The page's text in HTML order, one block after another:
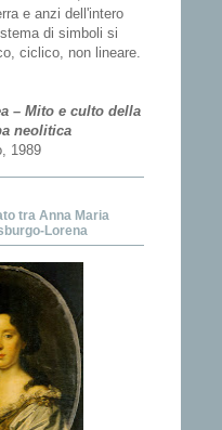
e anzi dell'intero
di simboli si
ciclico, non lineare.
– Mito e culto della
neolitica
1989
tra Anna Maria
Lorena